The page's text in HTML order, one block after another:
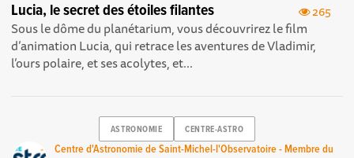
265
Lucia, le secret des étoiles filantes
Sous le dôme du planétarium, vous découvrirez le film
d’animation Lucia, qui retrace les aventures de Vladimir,
l’ours polaire, et ses acolytes, et...
ASTRONOMIE CENTRE-ASTRO
Centre d'Astronomie de Saint-Michel-l'Observatoire - Membre du